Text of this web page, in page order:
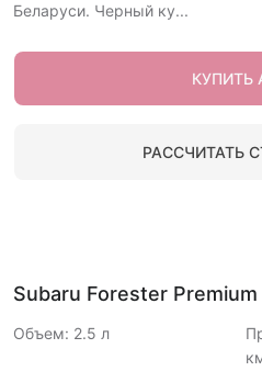
Беларуси. Черный ку...
КУПИТЬ
РАССЧИТАТЬ
Subaru Forester
Объем: 2.5 л